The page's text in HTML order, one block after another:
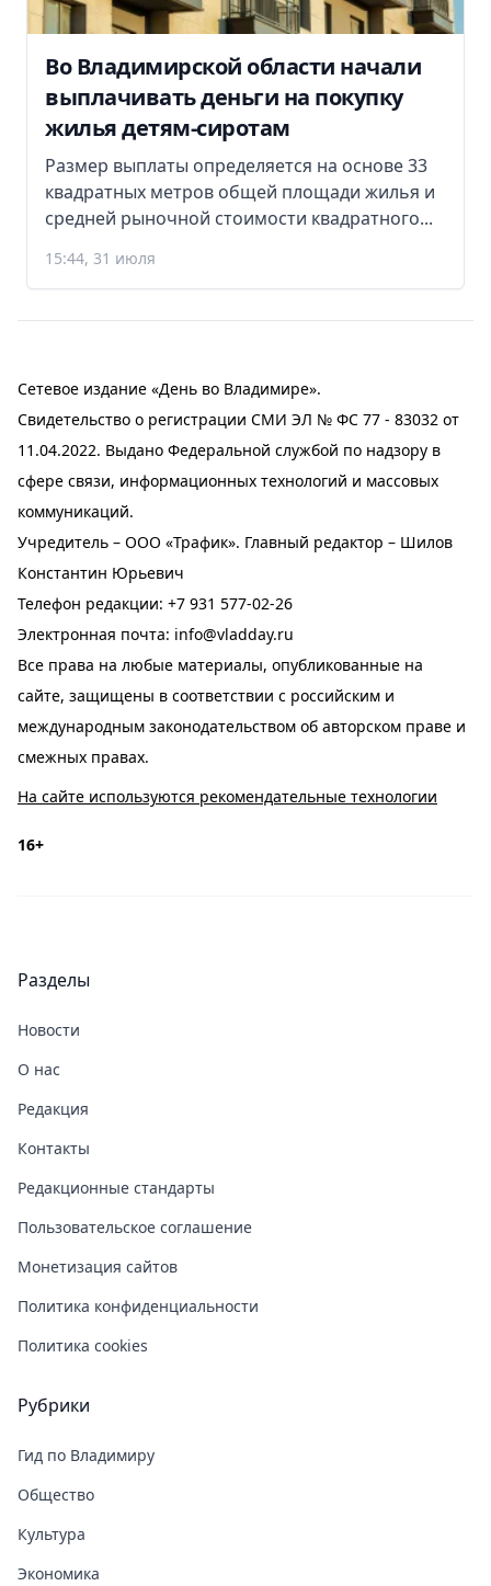
Во Владимирской области начали
выплачивать деньги на покупку
жилья детям-сиротам
Размер выплаты определяется на основе 33
квадратных метров общей площади жилья и
средней рыночной стоимости квадратного...
15:44, 31 июля
Сетевое издание «День во Владимире».
Свидетельство о регистрации СМИ ЭЛ № ФС 77 - 83032 от
11.04.2022. Выдано Федеральной службой по надзору в
сфере связи, информационных технологий и массовых
коммуникаций.
Учредитель – ООО «Трафик». Главный редактор – Шилов
Константин Юрьевич
Телефон редакции: +7 931 577-02-26
Электронная почта: info@vladday.ru
Все права на любые материалы, опубликованные на
сайте, защищены в соответствии с российским и
международным законодательством об авторском праве и
смежных правах.
На сайте используются рекомендательные технологии
16+
Разделы
Новости
О нас
Редакция
Контакты
Редакционные стандарты
Пользовательское соглашение
Монетизация сайтов
Политика конфиденциальности
Политика cookies
Рубрики
Гид по Владимиру
Общество
Культура
Экономика